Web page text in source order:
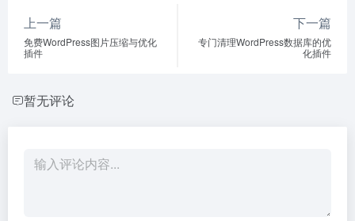
上一篇
免费WordPress图片压缩与优化
插件
下一篇
专门清理WordPress数据库的优
化插件
暂无评论